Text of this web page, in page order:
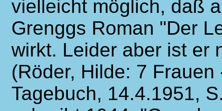
vielleicht möglich, daß
Grenggs Roman "Der
wirkt. Leider aber ist er
(Röder, Hilde: 7
Tagebuch, 14.4.1951,